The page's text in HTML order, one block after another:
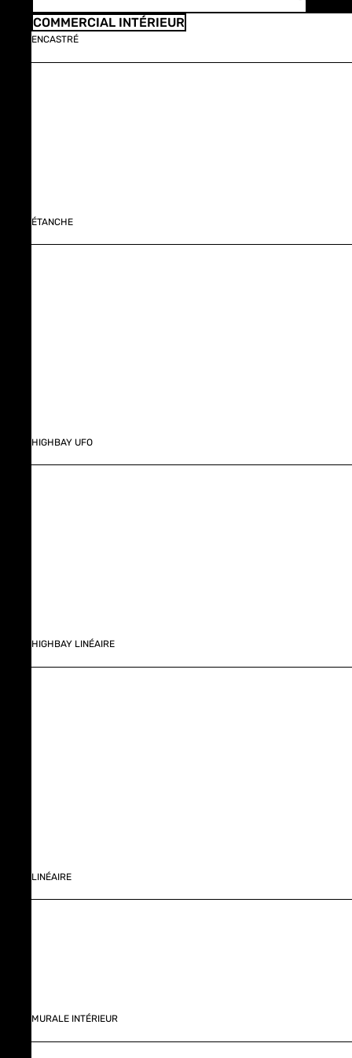
COMMERCIAL INTÉRIEUR
ENCASTRÉ
ÉTANCHE
HIGHBAY UFO
HIGHBAY LINÉAIRE
LINÉAIRE
MURALE INTÉRIEUR